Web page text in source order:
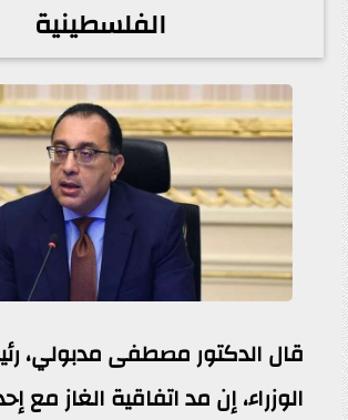
الفلسطينية
قال الدكتور مصطفى مدبولي،
الوزراء، إن مد اتفاقية الغاز مع